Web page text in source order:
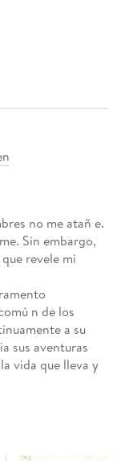
no me atañ e.
Sin embargo,
revele mi
n de los
a su
sus aventuras
vida que lleva y
seducido y la ha
Tullio quien, al